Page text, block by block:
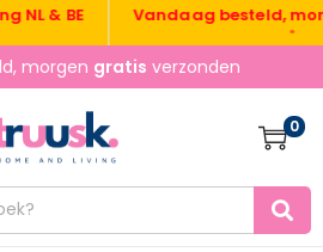
& BE Vandaag besteld,
morgen gratis verzonden
0